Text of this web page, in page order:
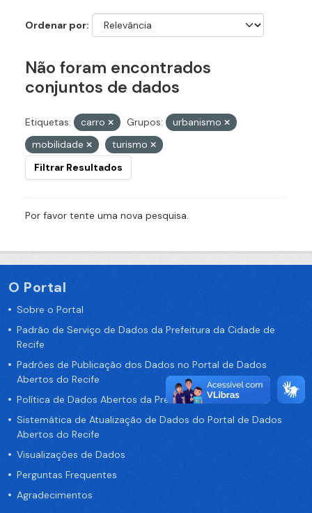
Ordenar por
Não foram encontrados
conjuntos de dados
Etiquetas: carro Grupos:
urbanismo
mobilidade
turismo
Filtrar Resultados
Por favor tente uma nova pesquisa.
O Portal
Sobre o Portal
Padrão de Serviço de Dados da Prefeitura da Cidade de
Recife
Padrões de Publicação dos Dados no Portal de Dados
Abertos do Recife
Política de Dados Abertos da Prefeitura do Recife
Sistemática de Atualização de Dados do Portal de Dados
Abertos do Recife
Visualizações de Dados
Perguntas Frequentes
Agradecimentos